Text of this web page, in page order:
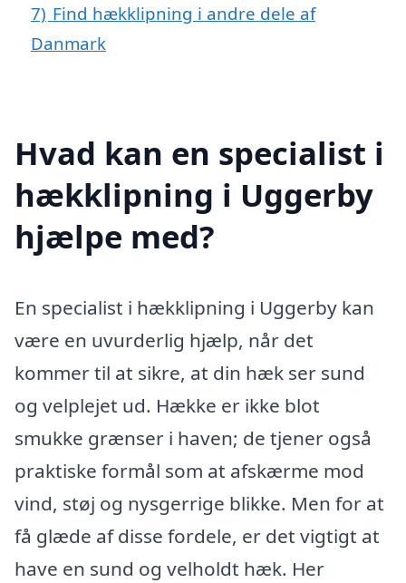
7) Find hækklipning i andre dele af
Danmark
Hvad kan en specialist i
hækklipning i Uggerby
hjælpe med?
En specialist i hækklipning i Uggerby kan
være en uvurderlig hjælp, når det
kommer til at sikre, at din hæk ser sund
og velplejet ud. Hække er ikke blot
smukke grænser i haven; de tjener også
praktiske formål som at afskærme mod
vind, støj og nysgerrige blikke. Men for at
få glæde af disse fordele, er det vigtigt at
have en sund og velholdt hæk. Her